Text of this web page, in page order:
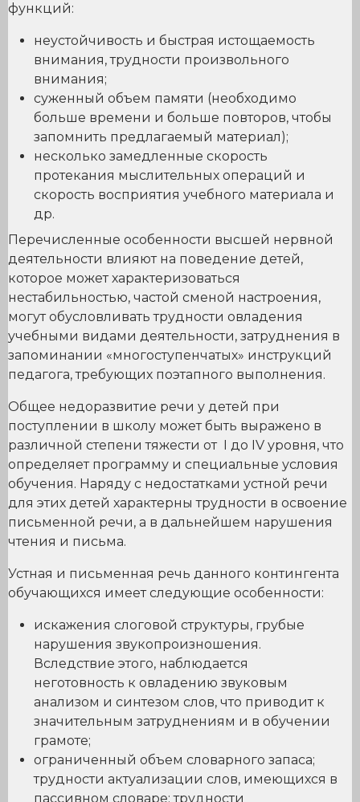
функций:
неустойчивость и быстрая истощаемость
внимания, трудности произвольного
внимания;
суженный объем памяти (необходимо
больше времени и больше повторов, чтобы
запомнить предлагаемый материал);
несколько замедленные скорость
протекания мыслительных операций и
скорость восприятия учебного материала и
др.
Перечисленные особенности высшей нервной
деятельности влияют на поведение детей,
которое может характеризоваться
нестабильностью, частой сменой настроения,
могут обусловливать трудности овладения
учебными видами деятельности, затруднения в
запоминании «многоступенчатых» инструкций
педагога, требующих поэтапного выполнения.
Общее недоразвитие речи у детей при
поступлении в школу может быть выражено в
различной степени тяжести от I до IV уровня, что
определяет программу и специальные условия
обучения. Наряду с недостатками устной речи
для этих детей характерны трудности в освоение
письменной речи, а в дальнейшем нарушения
чтения и письма.
Устная и письменная речь данного контингента
обучающихся имеет следующие особенности:
искажения слоговой структуры, грубые
нарушения звукопроизношения.
Вследствие этого, наблюдается
неготовность к овладению звуковым
анализом и синтезом слов, что приводит к
значительным затруднениям и в обучении
грамоте;
ограниченный объем словарного запаса;
трудности актуализации слов, имеющихся в
пассивном словаре; трудности